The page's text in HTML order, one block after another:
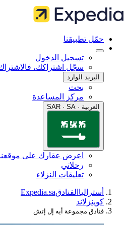
تطبيقنا
تسجيل الدخول
سجّل اشتراكك، فالاشتراك مجّاني
البريد الوارد
مركز المساعدة
اعرض عقارك على موقعنا
رحلاتي
تعليقات النزلاء
الفنادقExpedia.sa
مجموعة أيه إل إتش